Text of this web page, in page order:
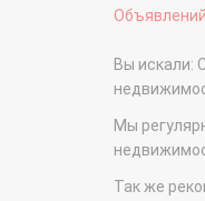
Вы искали:
Мы
Так же